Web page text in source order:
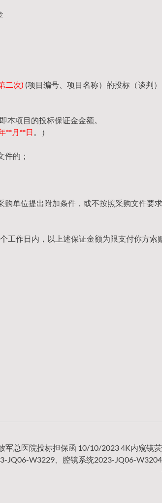
二次) (项目编号、项目名称）的投标（谈判
即本项目的投标保证金金额。
**月**日 。）
的；
单位提出附加条件，或不按照采购文件要
作日内，以上述保证金额为限支付你方索
军总医院投标担保函 10/10/2023 4K内窥镜
JQ06-W3229、腔镜系统2023-JQ06-